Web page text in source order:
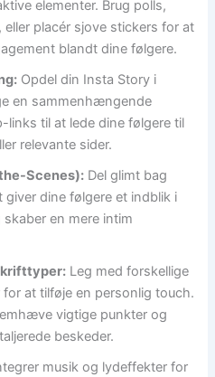
elementer. Brug polls,
placér sjove stickers for at
blandt dine følgere.
Opdel din Insta Story i
en sammenhængende
til at lede dine følgere til
relevante sider.
Scenes): Del glimt bag
giver dine følgere et indblik i
en mere intim
Leg med forskellige
at tilføje en personlig touch.
vigtige punkter og
beskeder.
musik og lydeffekter for